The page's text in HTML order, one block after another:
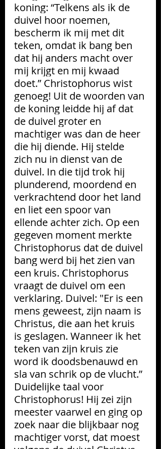
koning: “Telkens als ik de
duivel hoor noemen,
bescherm ik mij met dit
teken, omdat ik bang ben
dat hij anders macht over
mij krijgt en mij kwaad
doet.” Christophorus wist
genoeg! Uit de woorden van
de koning leidde hij af dat
de duivel groter en
machtiger was dan de heer
die hij diende. Hij stelde
zich nu in dienst van de
duivel. In die tijd trok hij
plunderend, moordend en
verkrachtend door het land
en liet een spoor van
ellende achter zich. Op een
gegeven moment merkte
Christophorus dat de duivel
bang werd bij het zien van
een kruis. Christophorus
vraagt de duivel om een
verklaring. Duivel: "Er is een
mens geweest, zijn naam is
Christus, die aan het kruis
is geslagen. Wanneer ik het
teken van zijn kruis zie
word ik doodsbenauwd en
sla van schrik op de vlucht.”
Duidelijke taal voor
Christophorus! Hij zei zijn
meester vaarwel en ging op
zoek naar die blijkbaar nog
machtiger vorst, dat moest